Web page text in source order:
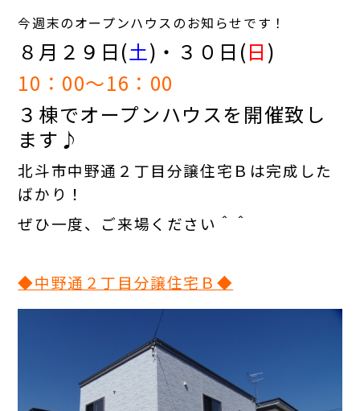
今週末のオープンハウスのお知らせです！
８月２９日(土)・３０日(日 )
10：00～16：00
３棟でオープンハウスを開催致し
ます♪
北斗市中野通２丁目分譲住宅Ｂは完成した
ばかり！
ぜひ一度、ご来場ください＾＾
◆中野通２丁目分譲住宅Ｂ◆